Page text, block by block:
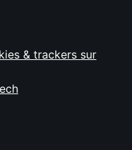
& trackers sur